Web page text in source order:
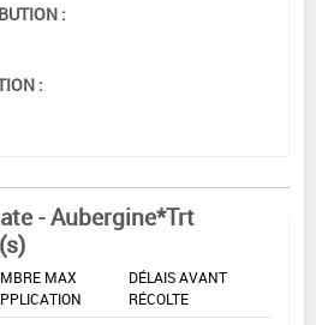
:
:
- Aubergine*Trt
MAX
DÉLAIS AVANT
RÉCOLTE